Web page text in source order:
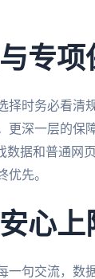
专项
时务必看清
深一层的保
据和普通网
先。
心上
一句交流，数